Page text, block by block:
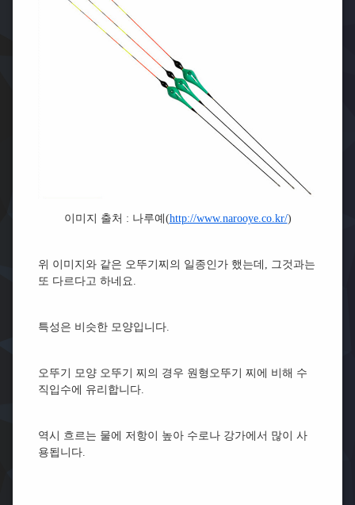
이미지 출처 : 나루예(http://www.narooye.co.kr/)
위 이미지와 같은 오뚜기찌의 일종인가 했는데, 그것과는
또 다르다고 하네요.
특성은 비슷한 모양입니다.
오뚜기 모양 오뚜기 찌의 경우 원형오뚜기 찌에 비해 수
직입수에 유리합니다.
역시 흐르는 물에 저항이 높아 수로나 강가에서 많이 사
용됩니다.